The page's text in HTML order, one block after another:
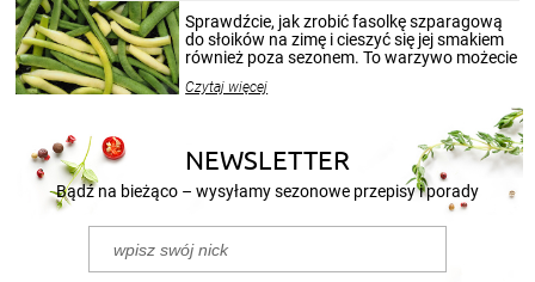
patenty, które pozwolą zachować świeżość
przetworów.
Sprawdźcie, jak zrobić fasolkę szparagową
do słoików na zimę i cieszyć się jej smakiem
również poza sezonem. To warzywo możecie
nasze propozycje!
Czytaj więcej
NEWSLETTER
Bądź na bieżąco – wysyłamy sezonowe przepisy i porady